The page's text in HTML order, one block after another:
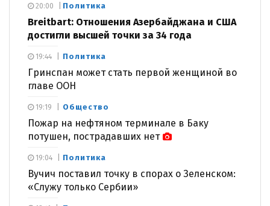
Политика
Breitbart: Отношения Азербайджана и США
достигли высшей точки за 34 года
20:00
Политика
Гринспан может стать первой женщиной во
главе ООН
19:44
Общество
Пожар на нефтяном терминале в Баку
потушен, пострадавших нет
19:19
Политика
Вучич поставил точку в спорах о Зеленском:
«Служу только Сербии»
19:04